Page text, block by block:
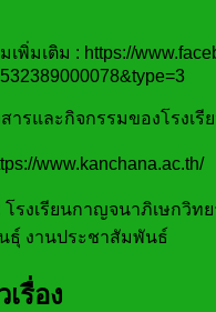
พิ่มเติม : https://
ารและกิจกรรมของโรงเรี
www.kanchana.ac.th/
โรงเรียนกาญจนาภิเษกวิท
ธุ์ งานประชาสัมพันธ์
รื่อง